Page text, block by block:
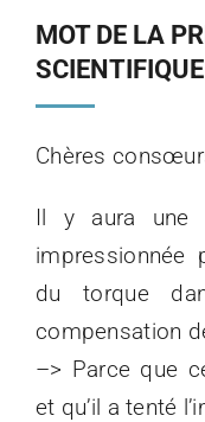
MOT DE LA
SCIENTIFIQUE
Chères
Il y aura une
impressionnée
du torque
compensation
–> Parce que
et qu’il a tenté